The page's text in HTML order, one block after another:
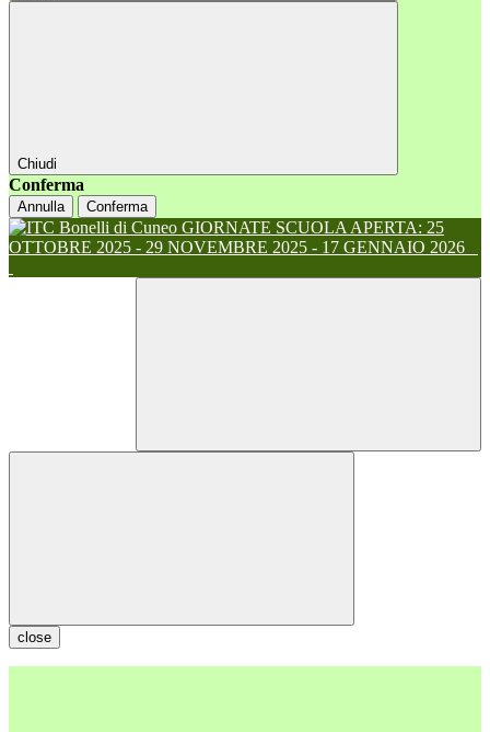
Chiudi
Conferma
Annulla Conferma
GIORNATE SCUOLA APERTA: 25
OTTOBRE 2025 - 29 NOVEMBRE 2025 - 17 GENNAIO 2026
close